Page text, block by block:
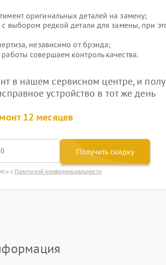
оригинальных деталей на замену;
выбором редкой детали для замены, при
независимо от брэнда;
совершаем контроль качества.
в нашем сервисном центре, и
устройство в тот же день
12 месяцев
Получить скидку
с Политикой конфиденциальности